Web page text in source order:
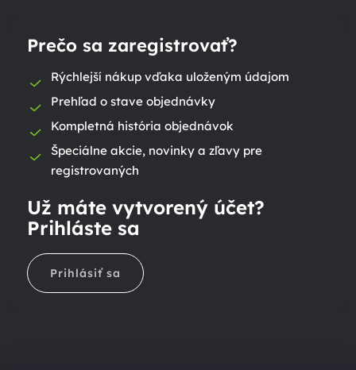
Prečo sa zaregistrovať?
Rýchlejší nákup vďaka uloženým údajom
Prehľad o stave objednávky
Kompletná história objednávok
Špeciálne akcie, novinky a zľavy pre
registrovaných
Už máte vytvorený účet?
Prihláste sa
Prihlásiť sa